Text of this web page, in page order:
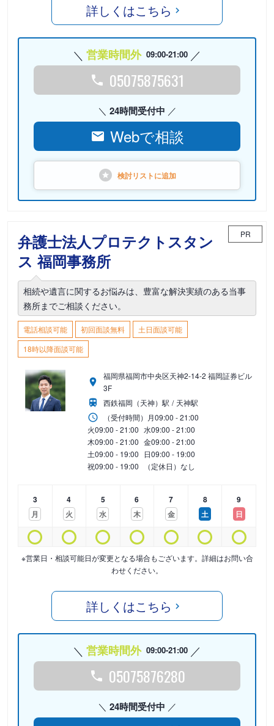
詳しくはこちら
営業時間外 09:00-21:00
05075875631
24時間受付中
Webで相談
検討リストに追加
弁護士法人プロテクトスタン
ス 福岡事務所
PR
相続や遺言に関するお悩みは、豊富な解決実績のある当事
務所までご相談ください。
電話相談可能 初回面談無料
土日面談可能
18時以降面談可能
福岡県福岡市中央区天神2-14-2 福岡証券ビル
3F
西鉄福岡（天神）駅
天神駅
（受付時間） 月09:00 - 21:00
火09:00 - 21:00 水09:00 - 21:00
木09:00 - 21:00 金09:00 - 21:00
土09:00 - 19:00 日09:00 - 19:00
祝09:00 - 19:00 （定休日）なし
3
月
4
火
5
水
6
木
7
金
8
土
9
日
※営業日・相談可能日が変更となる場合もございます。詳細はお問い合
わせください。
詳しくはこちら
営業時間外 09:00-21:00
05075876280
24時間受付中